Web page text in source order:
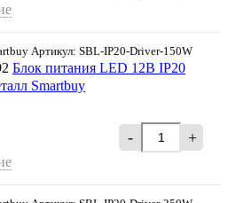
Артикул: SBL-IP20-Driver-150W
Блок питания LED 12В IP20
Smartbuy
- +